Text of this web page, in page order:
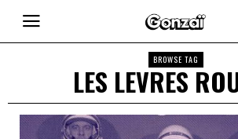
BROWSE TAG
LES LEVRES